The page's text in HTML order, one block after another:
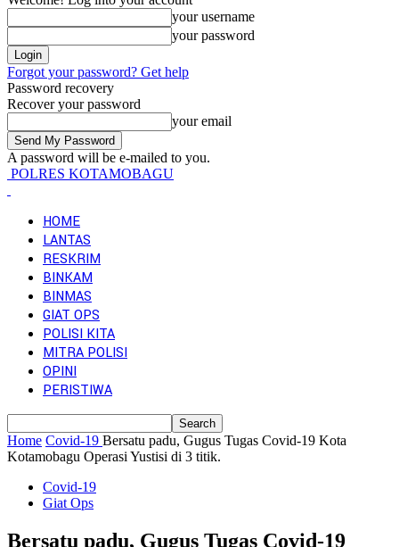
your username
your password
Forgot your password? Get help
Password recovery
Recover your password
your email
A password will be e-mailed to you.
POLRES KOTAMOBAGU
HOME
LANTAS
RESKRIM
BINKAM
BINMAS
GIAT OPS
POLISI KITA
MITRA POLISI
OPINI
PERISTIWA
Home Covid-19 Bersatu padu, Gugus Tugas Covid-19 Kota
Kotamobagu Operasi Yustisi di 3 titik.
Covid-19
Giat Ops
Bersatu padu, Gugus Tugas Covid-19